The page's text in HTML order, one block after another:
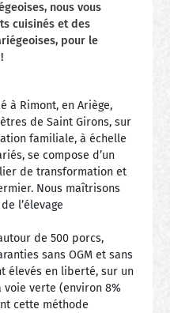
nous vous
cuisinés et des
pour le
à Rimont, en Ariège,
de Saint Girons, sur
familiale, à échelle
se compose d’un
de transformation et
Nous maîtrisons
l’élevage
de 500 porcs,
sans OGM et sans
élevés en liberté, sur un
verte (environ 8%
cette méthode